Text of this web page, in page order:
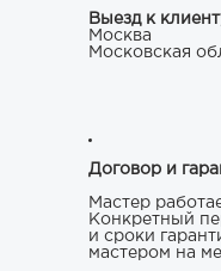
Выезд к
Москва
Московская
Договор и
Мастер
Конкретный
и сроки
мастером на